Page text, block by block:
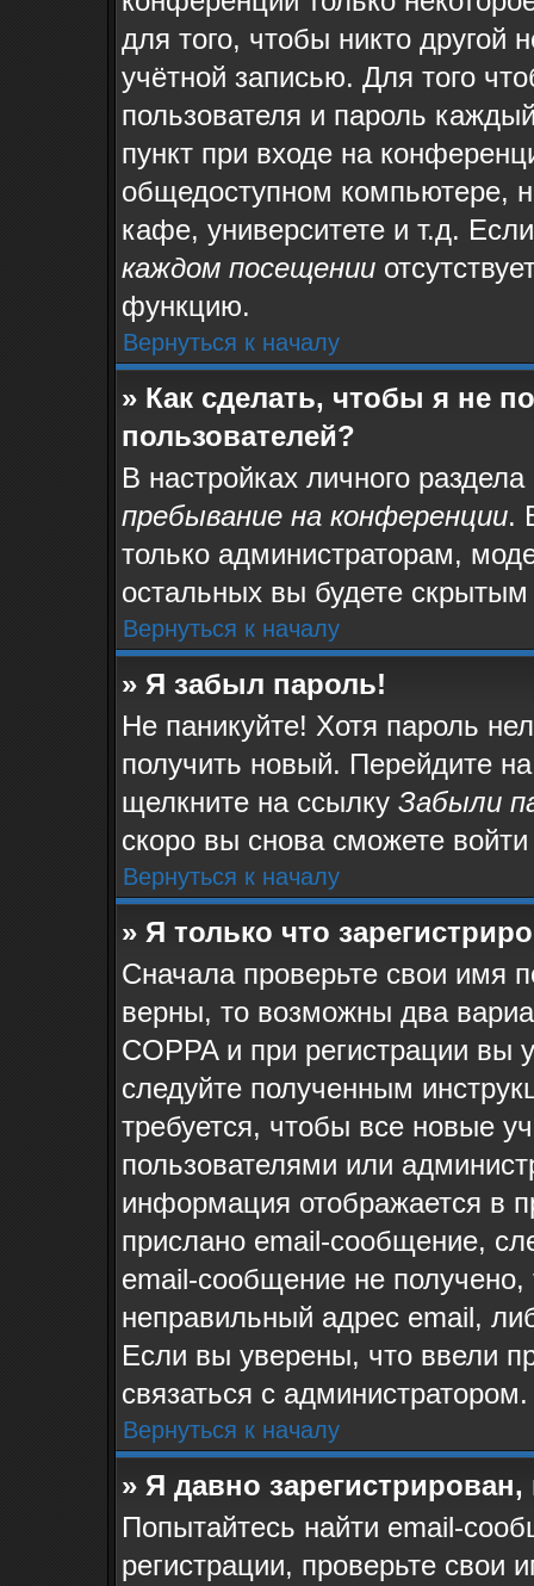
для того, чтобы никто другой
учётной записью. Для того
пользователя и пароль
пункт при входе на
общедоступном компьютере,
кафе, университете и т.д.
каждом посещении
функцию.
Вернуться к началу
» Как сделать, чтобы я не
пользователей?
В настройках личного
пребывание на конференции.
только администраторам,
остальных вы будете
Вернуться к началу
» Я забыл пароль!
Не паникуйте! Хотя пароль
получить новый. Перейдите
щелкните на ссылку Забыли
скоро вы снова сможете
Вернуться к началу
» Я только что
Сначала проверьте свои имя
верны, то возможны два
COPPA и при регистрации вы
следуйте полученным
требуется, чтобы все новые
пользователями или
информация отображается в
прислано email-сообщение,
email-сообщение не
неправильный адрес email,
Если вы уверены, что ввели
связаться с администратором.
Вернуться к началу
» Я давно
Попытайтесь найти email-
регистрации, проверьте свои